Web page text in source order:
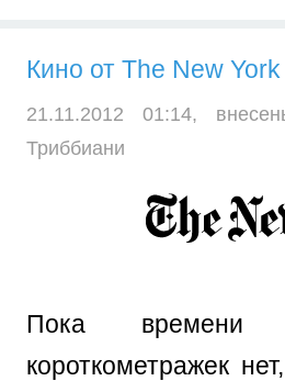
Кино от The New
21.11.2012 01:14,
Триббиани
Пока времени
короткометражек